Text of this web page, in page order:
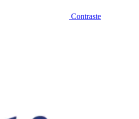
Contraste